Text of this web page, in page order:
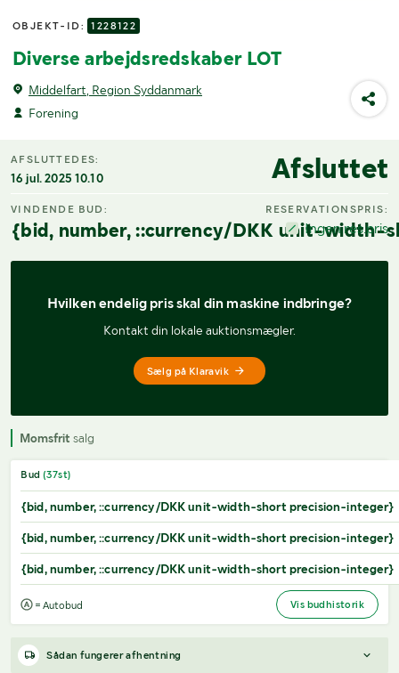
OBJEKT-ID: 1228122
Diverse arbejdsredskaber LOT
Middelfart, Region Syddanmark
Forening
AFSLUTTEDES:
16 jul. 2025 10.10 Afsluttet
VINDENDE BUD:
{bid, number, ::currency/DKK unit-width-
RESERVATIONSPRIS:
Ingen res.pris
Hvilken endelig pris skal din maskine indbringe?
Kontakt din lokale auktionsmægler.
Sælg på Klaravik
Momsfrit salg
Bud (37st)
{bid, number, ::currency/DKK unit-width-short precision-integer}
{bid, number, ::currency/DKK unit-width-short precision-integer}
{bid, number, ::currency/DKK unit-width-short precision-integer}
= Autobud Vis budhistorik
Sådan fungerer afhentning